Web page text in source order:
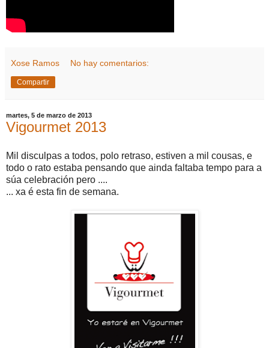
Xose Ramos No hay comentarios:
Compartir
martes, 5 de marzo de 2013
Vigourmet 2013
Mil disculpas a todos, polo retraso, estiven a mil cousas, e
todo o rato estaba pensando que ainda faltaba tempo para a
súa celebración pero ....
... xa é esta fin de semana.